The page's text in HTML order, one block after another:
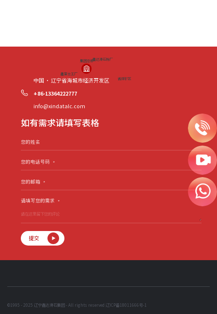
集团总部
鑫富士工厂
鑫达滑石粉厂
诚祥矿区
中国 · 辽宁省海城市经济开发区
+86-13364222777
info@xindatalc.com
如有需求请填写表格
您的姓名
您的电话号码 *
您的邮箱 *
请填写您的需求 *
提交
©1995 - 2025 辽宁鑫达滑石集团 - All rights reserved 辽ICP备18011666号-1